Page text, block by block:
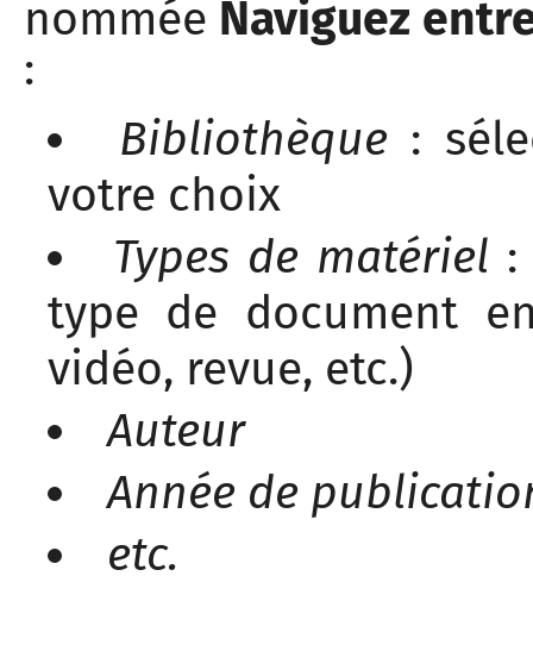
nommée Naviguez
:
Bibliothèque :
votre choix
Types de matériel
type de document
vidéo, revue, etc.)
Auteur
Année de
etc.